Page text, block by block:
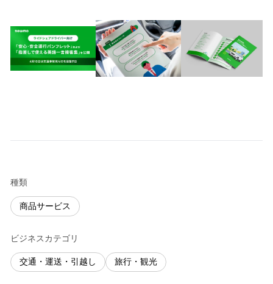
種類
商品サービス
ビジネスカテゴリ
交通・運送・引越し 旅行・観光